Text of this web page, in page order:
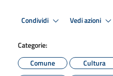
Condividi Vedi azioni
Categorie:
Comune
Cultura